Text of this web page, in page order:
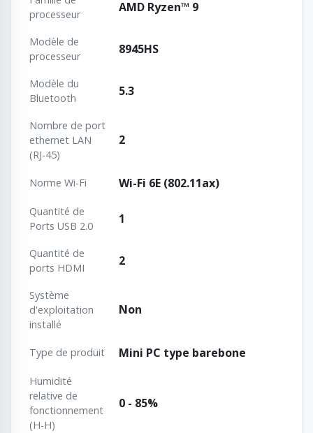
processeur
AMD Ryzen™ 9
Modèle de
processeur
8945HS
Modèle du
Bluetooth
5.3
Nombre de port
ethernet LAN
(RJ-45)
2
Norme Wi-Fi Wi-Fi 6E (802.11ax)
Quantité de
Ports USB 2.0
1
Quantité de
ports HDMI
2
Système
d'exploitation
installé
Non
Type de produit Mini PC type barebone
Humidité
relative de
fonctionnement
(H-H)
0 - 85%